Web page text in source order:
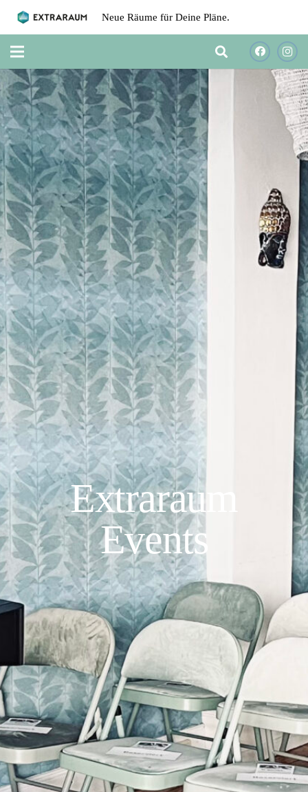
Neue Räume für Deine Pläne.
Extraraum
Events